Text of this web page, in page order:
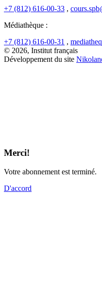
+7 (812) 616-00-33 ,
Médiathèque :
+7 (812) 616-00-31 ,
© 2026, Institut français
Développement du site
Merci!
Votre abonnement est terminé.
D'accord